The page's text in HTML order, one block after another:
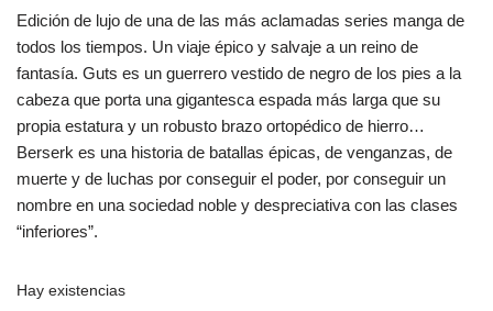
Edición de lujo de una de las más aclamadas series manga de
todos los tiempos. Un viaje épico y salvaje a un reino de
fantasía. Guts es un guerrero vestido de negro de los pies a la
cabeza que porta una gigantesca espada más larga que su
propia estatura y un robusto brazo ortopédico de hierro…
Berserk es una historia de batallas épicas, de venganzas, de
muerte y de luchas por conseguir el poder, por conseguir un
nombre en una sociedad noble y despreciativa con las clases
“inferiores”.
Hay existencias